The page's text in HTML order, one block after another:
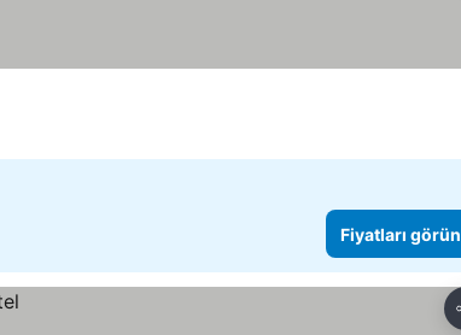
Fiyatları görün